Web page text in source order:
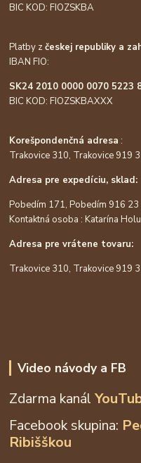
BIC KOD: FIOZSKBA
Platby zčeskej republiky a
IBAN FIO:
SK24 2010 0000 0070 5223
BIC KOD: FIOZSKBAXXX
Korešpondenčná adresa :
Trakovice 310, Trakovice 919
Adresa pre expedíciu, sklad:
Pobedím 171, Pobedím 916 23
Kontaktná osoba : Katarína
Adresa pre vrátene tovaru:
Trakovice 310, Trakovice 919
Video návody a FB
Zdarma kanál
Facebook skupina:
Ribišškou